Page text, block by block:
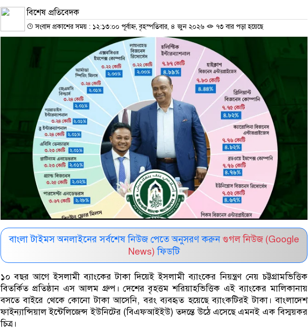
বিশেষ প্রতিবেদক
সংবাদ প্রকাশের সময় : ১২:১৩:০০ পূর্বাহ্ন, বৃহস্পতিবার, ৪ জুন ২০২৬ ৭৩ বার পড়া হয়েছে
বাংলা টাইমস অনলাইনের সর্বশেষ নিউজ পেতে অনুসরণ করুন গুগল নিউজ (Google
News) ফিডটি
১০ বছর আগে ইসলামী ব্যাংকের টাকা দিয়েই ইসলামী ব্যাংকের নিয়ন্ত্রণ নেয় চট্টগ্রামভিত্তিক
বিতর্কিত প্রতিষ্ঠান এস আলম গ্রুপ। দেশের বৃহত্তম শরিয়াহভিত্তিক এই ব্যাংকের মালিকানায়
বসতে বাইরে থেকে কোনো টাকা আসেনি, বরং ব্যবহৃত হয়েছে ব্যাংকটিরই টাকা। বাংলাদেশ
ফাইন্যান্সিয়াল ইন্টেলিজেন্স ইউনিটের (বিএফআইইউ) তদন্তে উঠে এসেছে এমনই এক বিস্ময়কর
চিত্র।